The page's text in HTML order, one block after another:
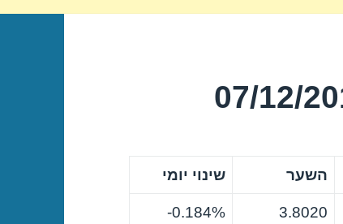
השער שינוי יומי
3.8020
0.184%-